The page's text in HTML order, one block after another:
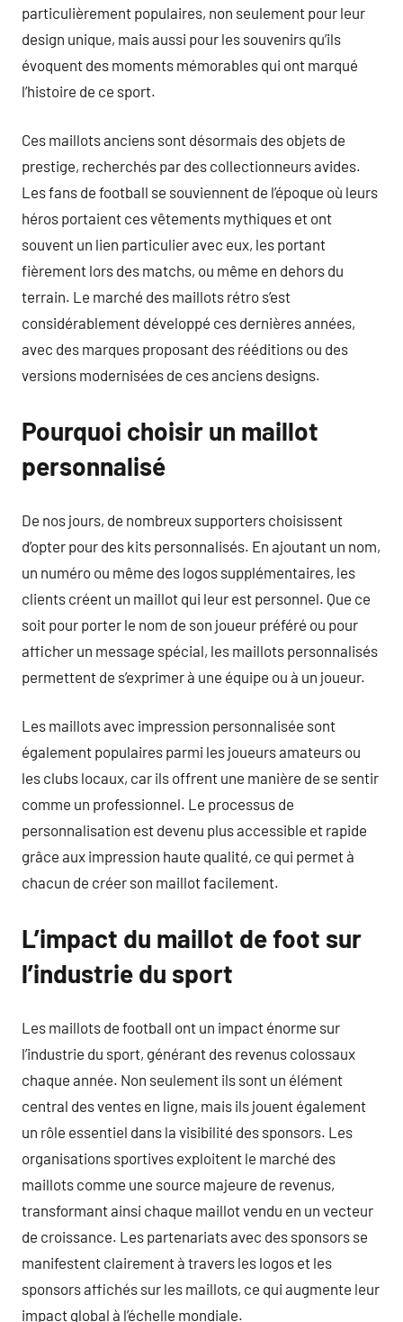
particulièrement populaires, non seulement pour leur
design unique, mais aussi pour les souvenirs qu’ils
évoquent des moments mémorables qui ont marqué
l’histoire de ce sport.
Ces maillots anciens sont désormais des objets de
prestige, recherchés par des collectionneurs avides.
Les fans de football se souviennent de l’époque où leurs
héros portaient ces vêtements mythiques et ont
souvent un lien particulier avec eux, les portant
fièrement lors des matchs, ou même en dehors du
terrain. Le marché des maillots rétro s’est
considérablement développé ces dernières années,
avec des marques proposant des rééditions ou des
versions modernisées de ces anciens designs.
Pourquoi choisir un maillot
personnalisé
De nos jours, de nombreux supporters choisissent
d’opter pour des kits personnalisés. En ajoutant un nom,
un numéro ou même des logos supplémentaires, les
clients créent un maillot qui leur est personnel. Que ce
soit pour porter le nom de son joueur préféré ou pour
afficher un message spécial, les maillots personnalisés
permettent de s’exprimer à une équipe ou à un joueur.
Les maillots avec impression personnalisée sont
également populaires parmi les joueurs amateurs ou
les clubs locaux, car ils offrent une manière de se sentir
comme un professionnel. Le processus de
personnalisation est devenu plus accessible et rapide
grâce aux impression haute qualité, ce qui permet à
chacun de créer son maillot facilement.
L’impact du maillot de foot sur
l’industrie du sport
Les maillots de football ont un impact énorme sur
l’industrie du sport, générant des revenus colossaux
chaque année. Non seulement ils sont un élément
central des ventes en ligne, mais ils jouent également
un rôle essentiel dans la visibilité des sponsors. Les
organisations sportives exploitent le marché des
maillots comme une source majeure de revenus,
transformant ainsi chaque maillot vendu en un vecteur
de croissance. Les partenariats avec des sponsors se
manifestent clairement à travers les logos et les
sponsors affichés sur les maillots, ce qui augmente leur
impact global à l’échelle mondiale.